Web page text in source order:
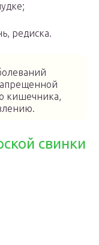
редиска.
кишечника,
свинки